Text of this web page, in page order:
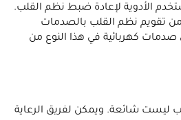
الأدوية لإعادة ضبط نظم القلب.
تقويم نظم القلب بالصدمات
صدمات كهربائية في هذا النوع من
ليست شائعة. ويمكن لفريق الرعاية